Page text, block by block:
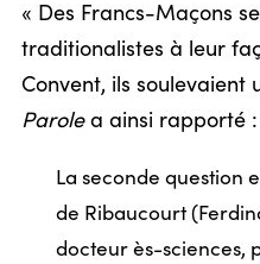
« Des Francs-Maçons
traditionalistes à leur
Convent, ils soulevaient
Parolea ainsi rapporté :
La seconde question
de Ribaucourt
docteur ès-sciences,